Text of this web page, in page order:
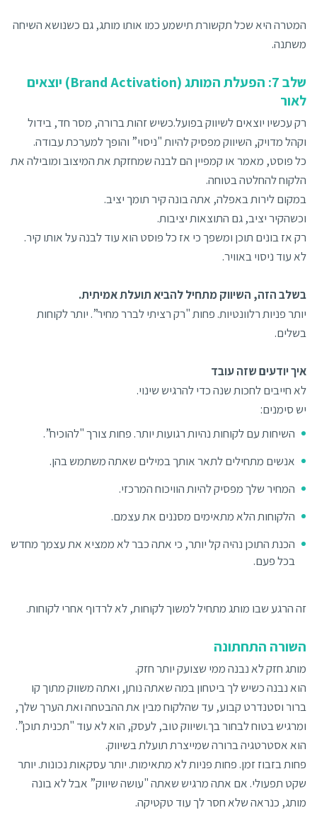
המטרה היא שכל תקשורת תישמע כמו אותו מותג, גם כשנושא השיחה
משתנה.
שלב 7: הפעלת המותג (Brand Activation) יוצאים
לאור
רק עכשיו יוצאים לשיווק בפועל.כשיש זהות ברורה, מסר חד, בידול
וקהל מדויק, השיווק מפסיק להיות "ניסוי” והופך למערכת עבודה.
כל פוסט, מאמר או קמפיין הם לבנה שמחזקת את המיצוב ומובילה את
הלקוח להחלטה בטוחה.
במקום לירות באפלה, אתה בונה קיר תומך יציב.
וכשהקיר יציב, גם התוצאות יציבות.
רק אז בונים תוכן ומשפך כי אז כל פוסט הוא עוד לבנה על אותו קיר.
לא עוד ניסוי באוויר.
בשלב הזה, השיווק מתחיל להביא תועלת אמיתית.
יותר פניות רלוונטיות. פחות "רק רציתי לברר מחיר”. יותר לקוחות
בשלים.
איך יודעים שזה עובד
לא חייבים לחכות שנה כדי להרגיש שינוי.
יש סימנים:
השיחות עם לקוחות נהיות רגועות יותר. פחות צורך "להוכיח”.
אנשים מתחילים לתאר אותך במילים שאתה משתמש בהן.
המחיר שלך מפסיק להיות הוויכוח המרכזי.
הלקוחות הלא מתאימים מסננים את עצמם.
הכנת התוכן נהיה קל יותר, כי אתה כבר לא ממציא את עצמך מחדש
בכל פעם.
זה הרגע שבו מותג מתחיל למשוך לקוחות, לא לרדוף אחרי לקוחות.
השורה התחתונה
מותג חזק לא נבנה ממי שצועק יותר חזק.
הוא נבנה כשיש לך ביטחון במה שאתה נותן, ואתה משווק מתוך קו
ברור וסטנדרט קבוע, עד שהלקוח מבין את ההבטחה ואת הערך שלך,
ומרגיש בטוח לבחור בך.ושיווק טוב, לעסק, הוא לא עוד "תכנית תוכן”.
הוא אסטרטגיה ברורה שמייצרת תועלת בשיווק.
פחות בזבוז זמן. פחות פניות לא מתאימות. יותר עסקאות נכונות. יותר
שקט תפעולי. אם אתה מרגיש שאתה "עושה שיווק” אבל לא בונה
מותג, כנראה שלא חסר לך עוד טקטיקה.